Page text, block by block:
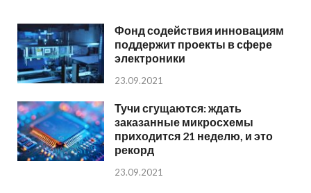
Фонд содействия инновациям
поддержит проекты в сфере
электроники
23.09.2021
Тучи сгущаются: ждать
заказанные микросхемы
приходится 21 неделю, и это
рекорд
23.09.2021